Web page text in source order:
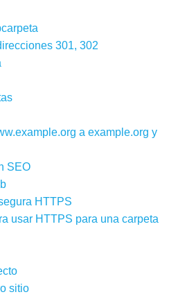
301, 302
a example.org y
SEO
HTTPS
usar HTTPS para una carpeta
sitio